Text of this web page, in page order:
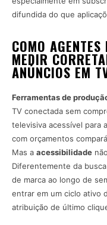
difundida do que
COMO AGENTES
MEDIR
ANÚNCIOS EM
Ferramentas de
TV conectada sem
televisiva acessível para
com orçamentos
Mas a acessibilidade
Diferentemente da
de marca ao longo de
entrar em um ciclo ativo
atribuição de último